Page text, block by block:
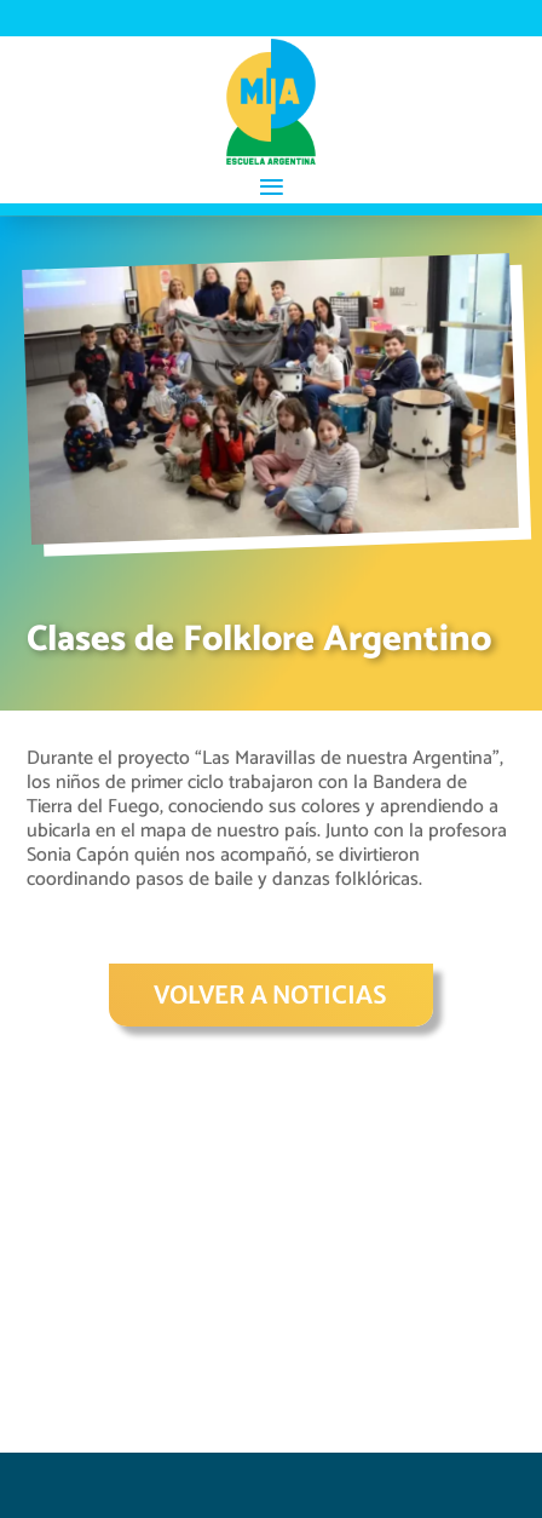
Clases de Folklore Argentino
Durante el proyecto “Las Maravillas de nuestra Argentina”,
los niños de primer ciclo trabajaron con la Bandera de
Tierra del Fuego, conociendo sus colores y aprendiendo a
ubicarla en el mapa de nuestro país. Junto con la profesora
Sonia Capón quién nos acompañó, se divirtieron
coordinando pasos de baile y danzas folklóricas.
VOLVER A NOTICIAS